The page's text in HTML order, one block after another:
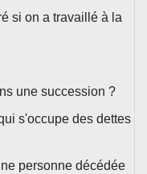
si on a travaillé à la
une succession ?
s'occupe des dettes
personne décédée